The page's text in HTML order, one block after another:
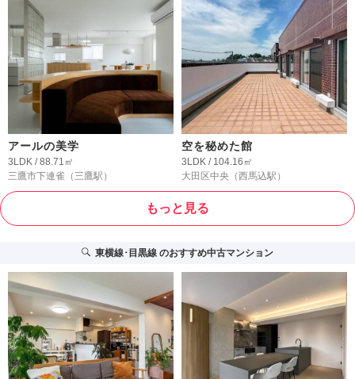
アールの美学
3LDK / 88.71㎡
三鷹市下連雀 （三鷹駅）
空を秘めた館
3LDK / 104.16㎡
大田区中央 （西馬込駅）
もっと見る
東横線･目黒線のおすすめ中古マンション